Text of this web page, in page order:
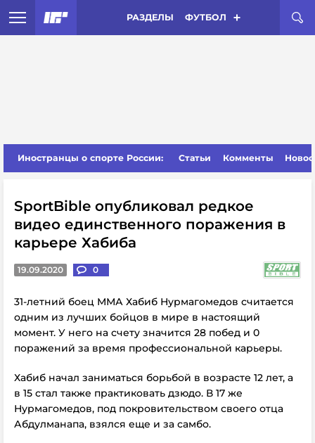
РАЗДЕЛЫ ФУТБОЛ
Иностранцы о спорте России: Статьи Комменты
SportBible опубликовал редкое
видео единственного поражения в
карьере Хабиба
19.09.2020 0
31-летний боец ММА Хабиб Нурмагомедов считается
одним из лучших бойцов в мире в настоящий
момент. У него на счету значится 28 побед и 0
поражений за время профессиональной карьеры.
Хабиб начал заниматься борьбой в возрасте 12 лет, а
в 15 стал также практиковать дзюдо. В 17 же
Нурмагомедов, под покровительством своего отца
Абдулманапа, взялся еще и за самбо.